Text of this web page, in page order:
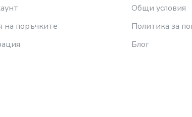
на поръчките
Общи условия
Политика за
Блог